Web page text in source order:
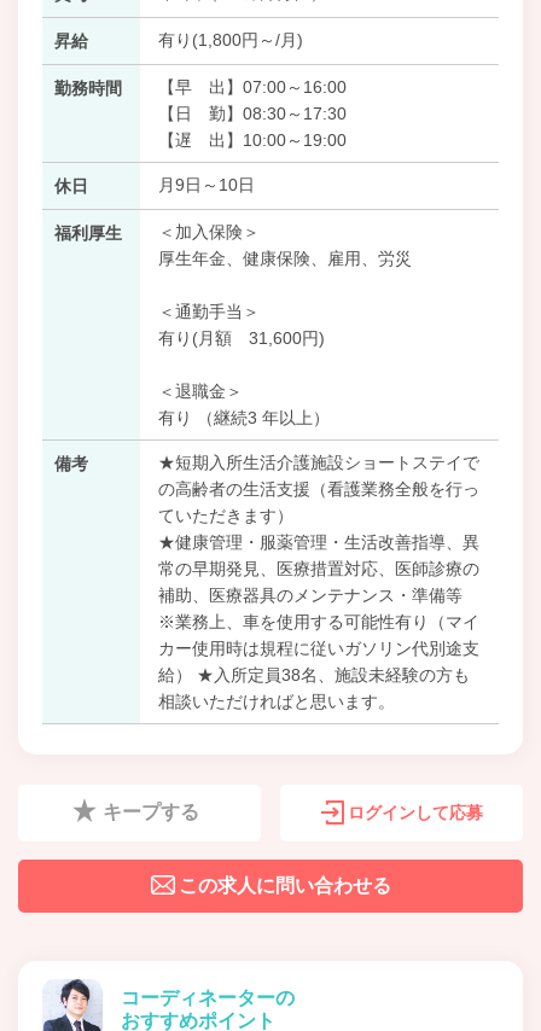
昇給 有り(1,800円～/月)
勤務時間
【早 出】07:00～16:00
【日 勤】08:30～17:30
【遅 出】10:00～19:00
休日 月9日～10日
福利厚生
＜加入保険＞
厚生年金、健康保険、雇用、労災
＜通勤手当＞
有り(月額 31,600円)
＜退職金＞
有り （継続3 年以上）
備考
★短期入所生活介護施設ショートステイで
の高齢者の生活支援（看護業務全般を行っ
ていただきます）
★健康管理・服薬管理・生活改善指導、異
常の早期発見、医療措置対応、医師診療の
補助、医療器具のメンテナンス・準備等
※業務上、車を使用する可能性有り（マイ
カー使用時は規程に従いガソリン代別途支
給） ★入所定員38名、施設未経験の方も
相談いただければと思います。
キープする ログインして応募
この求人に問い合わせる
コーディネーターの
おすすめポイント